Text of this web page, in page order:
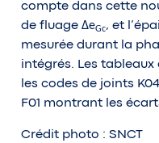
compte dans cette
de fluage ΔeGc, et
mesurée durant la
intégrés. Les tableaux
les codes de joints
F01 montrant les
Crédit photo : SNCT